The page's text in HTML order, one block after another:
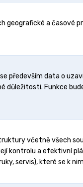
geografické a časové
především data o
důležitosti. Funkce
včetně všech
kontrolu a efektivní
servis), které se k